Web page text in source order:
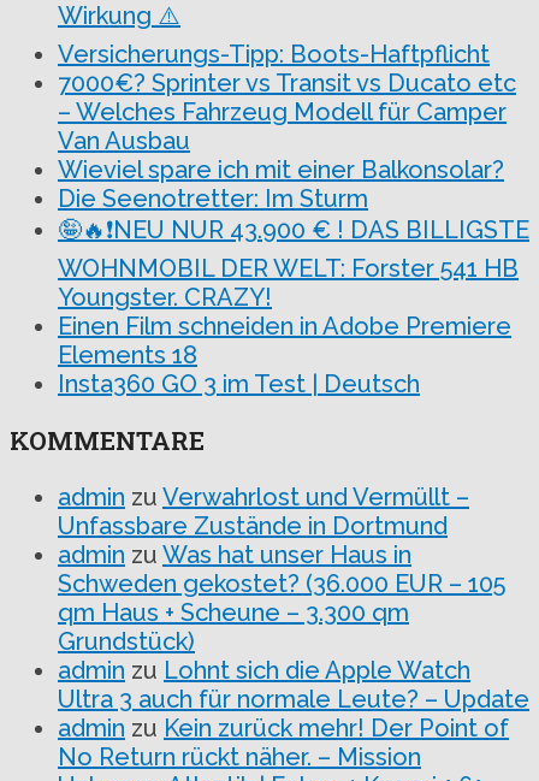
Wirkung ⚠️
Versicherungs-Tipp: Boots-Haftpflicht
7000€? Sprinter vs Transit vs Ducato etc
– Welches Fahrzeug Modell für Camper
Van Ausbau
Wieviel spare ich mit einer Balkonsolar?
Die Seenotretter: Im Sturm
🤪🔥❗NEU NUR 43.900 € ! DAS BILLIGSTE
WOHNMOBIL DER WELT: Forster 541 HB
Youngster. CRAZY!
Einen Film schneiden in Adobe Premiere
Elements 18
Insta360 GO 3 im Test | Deutsch
KOMMENTARE
admin zu Verwahrlost und Vermüllt –
Unfassbare Zustände in Dortmund
admin zu Was hat unser Haus in
Schweden gekostet? (36.000 EUR – 105
qm Haus + Scheune – 3.300 qm
Grundstück)
admin zu Lohnt sich die Apple Watch
Ultra 3 auch für normale Leute? – Update
admin zu Kein zurück mehr! Der Point of
No Return rückt näher. – Mission